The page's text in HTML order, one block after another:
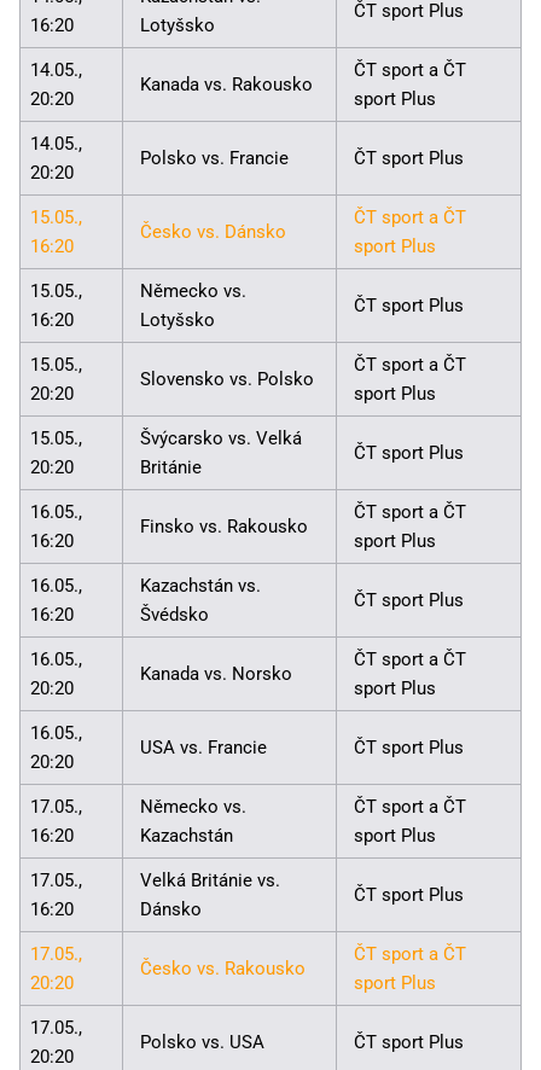
16:20
Lotyšsko
ČT sport Plus
14.05.,
20:20
Kanada vs. Rakousko
ČT sport a ČT
sport Plus
14.05.,
20:20
Polsko vs. Francie ČT sport Plus
15.05.,
16:20
Česko vs. Dánsko
ČT sport a ČT
sport Plus
15.05.,
16:20
Německo vs.
Lotyšsko
ČT sport Plus
15.05.,
20:20
Slovensko vs. Polsko
ČT sport a ČT
sport Plus
15.05.,
20:20
Švýcarsko vs. Velká
Británie
ČT sport Plus
16.05.,
16:20
Finsko vs. Rakousko
ČT sport a ČT
sport Plus
16.05.,
16:20
Kazachstán vs.
Švédsko
ČT sport Plus
16.05.,
20:20
Kanada vs. Norsko
ČT sport a ČT
sport Plus
16.05.,
20:20
USA vs. Francie ČT sport Plus
17.05.,
16:20
Německo vs.
Kazachstán
ČT sport a ČT
sport Plus
17.05.,
16:20
Velká Británie vs.
Dánsko
ČT sport Plus
17.05.,
20:20
Česko vs. Rakousko
ČT sport a ČT
sport Plus
17.05.,
20:20
Polsko vs. USA ČT sport Plus